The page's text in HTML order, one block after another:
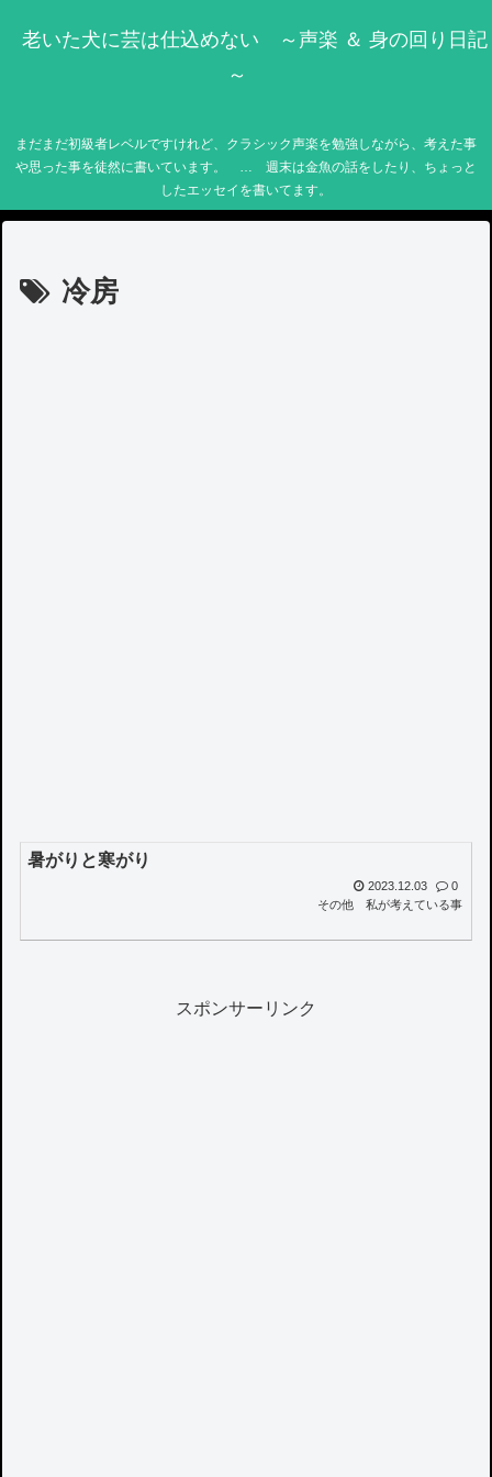
老いた犬に芸は仕込めない ～声楽 ＆ 身の回り日記
～
まだまだ初級者レベルですけれど、クラシック声楽を勉強しながら、考えた事
や思った事を徒然に書いています。 … 週末は金魚の話をしたり、ちょっと
したエッセイを書いてます。
冷房
暑がりと寒がり
2023.12.03
0
その他
私が考えている事
スポンサーリンク